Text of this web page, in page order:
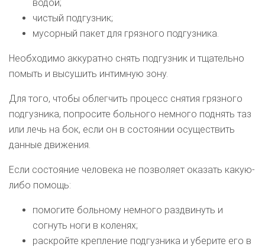
водой;
чистый подгузник;
мусорный пакет для грязного подгузника.
Необходимо аккуратно снять подгузник и тщательно
помыть и высушить интимную зону.
Для того, чтобы облегчить процесс снятия грязного
подгузника, попросите больного немного поднять таз
или лечь на бок, если он в состоянии осуществить
данные движения.
Если состояние человека не позволяет оказать какую-
либо помощь:
помогите больному немного раздвинуть и
согнуть ноги в коленях;
раскройте крепление подгузника и уберите его в